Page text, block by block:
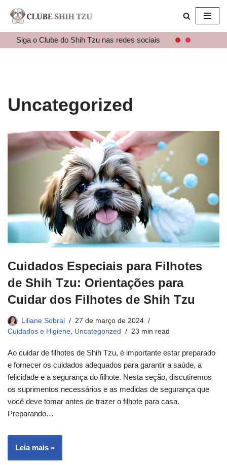
paraSiga o Clube do Shih Tzu nas redes sociais
Uncategorized
Cuidados Especiais para Filhotes
de Shih Tzu: Orientações para
Cuidar dos Filhotes de Shih Tzu
Liliane Sobral
27 de março de 2024
Cuidados e Higiene Uncategorized 23 min read
Ao cuidar de filhotes de Shih Tzu, é importante estar preparado
e fornecer os cuidados adequados para garantir a saúde, a
felicidade e a segurança do filhote. Nesta seção, discutiremos
os suprimentos necessários e as medidas de segurança que
você deve tomar antes de trazer o filhote para casa.
Preparando…
Leia mais »